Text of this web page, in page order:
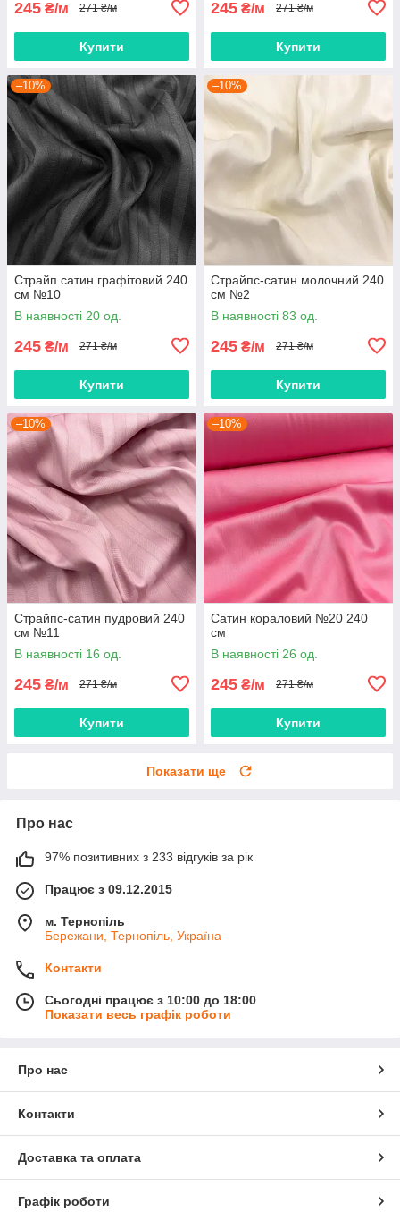
245 ₴/м 271 ₴/м
Купити
245 ₴/м 271 ₴/м
Купити
–10%
Страйп сатин графітовий 240
см №10
В наявності 20 од.
245 ₴/м 271 ₴/м
Купити
–10%
Страйпс-сатин молочний 240
см №2
В наявності 83 од.
245 ₴/м 271 ₴/м
Купити
–10%
Страйпс-сатин пудровий 240
см №11
В наявності 16 од.
245 ₴/м 271 ₴/м
Купити
–10%
Сатин кораловий №20 240
см
В наявності 26 од.
245 ₴/м 271 ₴/м
Купити
Показати ще
Про нас
97% позитивних з 233 відгуків за рік
Працює з 09.12.2015
м. Тернопіль
Бережани, Тернопіль, Україна
Контакти
Сьогодні працює з 10:00 до 18:00
Показати весь графік роботи
Про нас
Контакти
Доставка та оплата
Графік роботи